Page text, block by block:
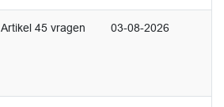
Artikel 45 vragen 03-08-2026